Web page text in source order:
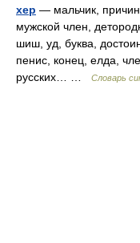
хер — мальчик,
мужской член,
шиш, уд, буква,
пенис, конец, елда,
русских… …
Словарь